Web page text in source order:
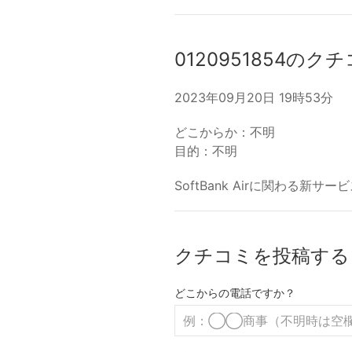
0120951854のクチ
2023年09月20日 19時53分
どこからか：不明
目的：不明
SoftBank Airに関わる新サー
クチコミを投稿する
どこからの電話ですか？